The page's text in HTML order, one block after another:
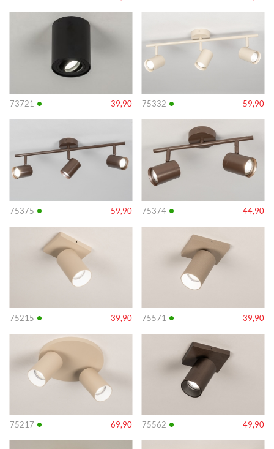
73721 • 39,90
Info
75332 • 59,90
Info
75375 • 59,90
Info
75374 • 44,90
Info
75215 • 39,90
Info
75571 • 39,90
Info
75217 • 69,90
Info
75562 • 49,90
Info
Info Info